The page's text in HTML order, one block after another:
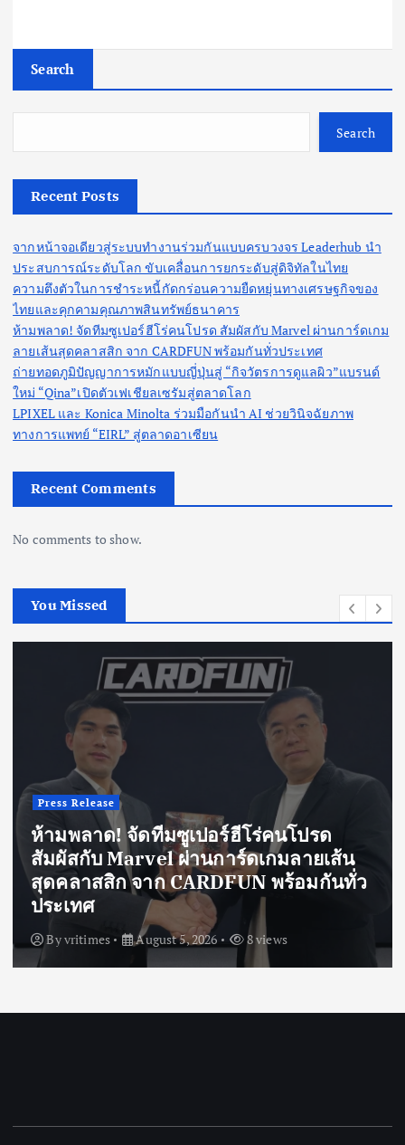
Search
Search
Recent Posts
จากหน้าจอเดียวสู่ระบบทำงานร่วมกันแบบครบวงจร Leaderhub นำ
ประสบการณ์ระดับโลก ขับเคลื่อนการยกระดับสู่ดิจิทัลในไทย
ความตึงตัวในการชำระหนี้กัดกร่อนความยืดหยุ่นทางเศรษฐกิจของ
ไทยและคุกคามคุณภาพสินทรัพย์ธนาคาร
ห้ามพลาด! จัดทีมซูเปอร์ฮีโร่คนโปรด สัมผัสกับ Marvel ผ่านการ์ดเกม
ลายเส้นสุดคลาสสิก จาก CARDFUN พร้อมกันทั่วประเทศ
ถ่ายทอดภูมิปัญญาการหมักแบบญี่ปุ่นสู่ “กิจวัตรการดูแลผิว”แบรนด์
ใหม่ “Qina”เปิดตัวเฟเชียลเซรัมสู่ตลาดโลก
LPIXEL และ Konica Minolta ร่วมมือกันนำ AI ช่วยวินิจฉัยภาพ
ทางการแพทย์ “EIRL” สู่ตลาดอาเซียน
Recent Comments
No comments to show.
You Missed
Press Release
ห้ามพลาด! จัดทีมซูเปอร์ฮีโร่คนโปรด
สัมผัสกับ Marvel ผ่านการ์ดเกมลายเส้น
สุดคลาสสิก จาก CARDFUN พร้อมกันทั่ว
ประเทศ
Byvritimes August 5, 2026 8 views